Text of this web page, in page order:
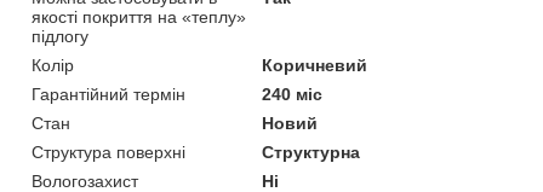
якості покриття на «теплу»
підлогу
Колір
Коричневий
Гарантійний термін
240 міс
Стан
Новий
Структура поверхні
Структурна
Вологозахист
Ні